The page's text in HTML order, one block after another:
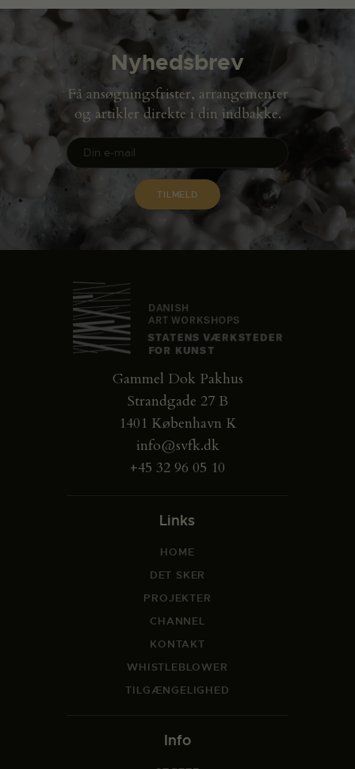
Nyhedsbrev
Få ansøgningsfrister, arrangementer
og artikler direkte i din indbakke.
Gammel Dok Pakhus
Strandgade 27 B
1401 København K
info@svfk.dk
+45 32 96 05 10
Links
HOME
DET SKER
PROJEKTER
CHANNEL
KONTAKT
WHISTLEBLOWER
TILGÆNGELIGHED
Info